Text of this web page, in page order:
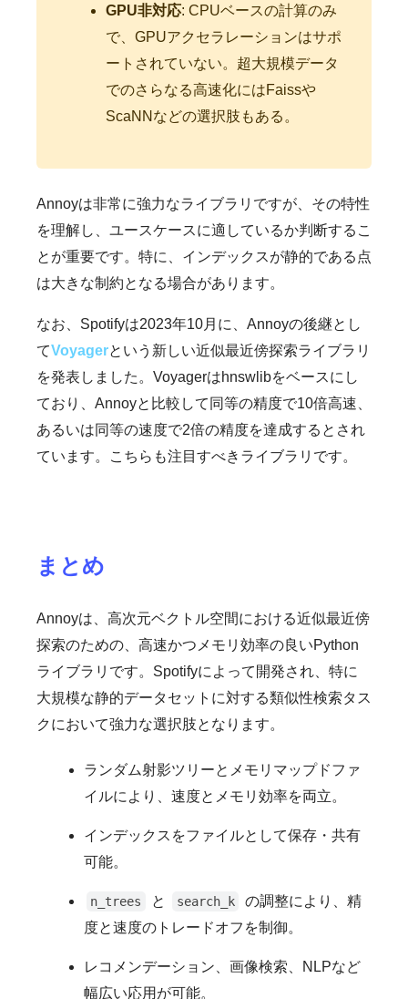
GPU非対応: CPUベースの計算のみ
で、GPUアクセラレーションはサポ
ートされていない。超大規模データ
でのさらなる高速化にはFaissや
ScaNNなどの選択肢もある。
Annoyは非常に強力なライブラリですが、その特性
を理解し、ユースケースに適しているか判断するこ
とが重要です。特に、インデックスが静的である点
は大きな制約となる場合があります。
なお、Spotifyは2023年10月に、Annoyの後継とし
てVoyagerという新しい近似最近傍探索ライブラリ
を発表しました。Voyagerはhnswlibをベースにし
ており、Annoyと比較して同等の精度で10倍高速、
あるいは同等の速度で2倍の精度を達成するとされ
ています。こちらも注目すべきライブラリです。
まとめ
Annoyは、高次元ベクトル空間における近似最近傍
探索のための、高速かつメモリ効率の良いPython
ライブラリです。Spotifyによって開発され、特に
大規模な静的データセットに対する類似性検索タス
クにおいて強力な選択肢となります。
ランダム射影ツリーとメモリマップドファ
イルにより、速度とメモリ効率を両立。
インデックスをファイルとして保存・共有
可能。
n_trees と search_k
の調整により、精
度と速度のトレードオフを制御。
レコメンデーション、画像検索、NLPなど
幅広い応用が可能。